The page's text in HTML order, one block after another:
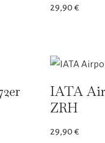
29,90€
IATA
ZRH
29,90€